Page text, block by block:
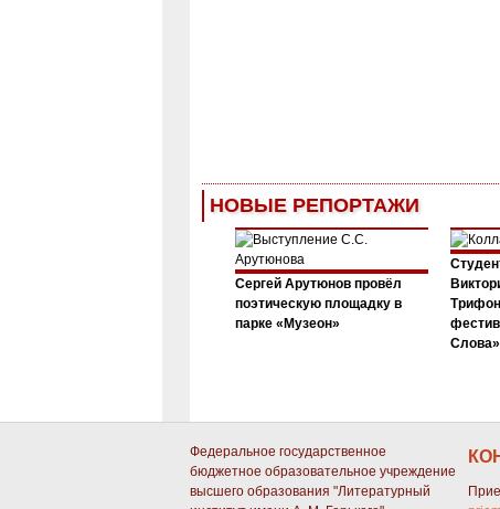
НОВЫЕ РЕПОРТАЖИ
Сергей Арутюнов провёл
поэтическую площадку в
парке «Музеон»
Федеральное государственное
бюджетное образовательное учреждение
высшего образования "Литературный